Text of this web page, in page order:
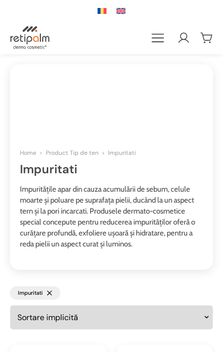
Home Product Tip de ten Impuritati
Impuritati
Impuritățile apar din cauza acumulării de sebum, celule
moarte și poluare pe suprafața pielii, ducând la un aspect
tern și la pori incarcati. Produsele dermato-cosmetice
special concepute pentru reducerea impurităților oferă o
curățare profundă, exfoliere ușoară și hidratare, pentru a
reda pielii un aspect curat și luminos.
Impuritati